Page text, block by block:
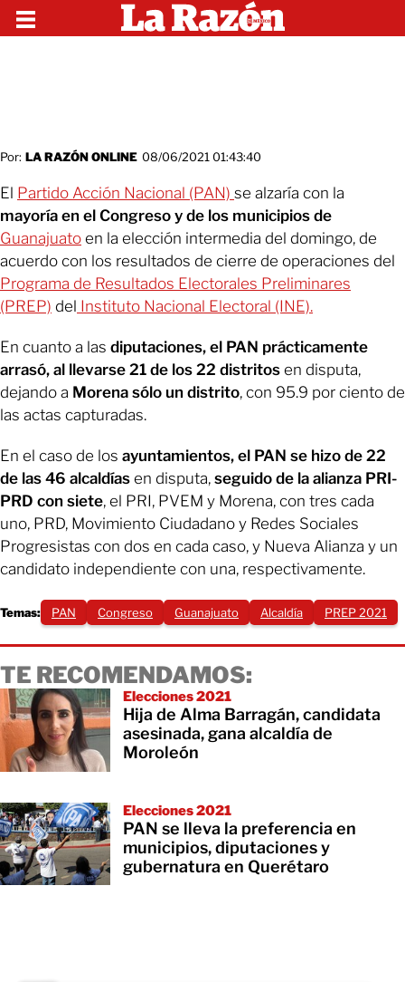
Por: LA RAZÓN ONLINE 08/06/2021 01:43:40
El Partido Acción Nacional (PAN) se alzaría con la
mayoría en el Congreso y de los municipios de
Guanajuato en la elección intermedia del domingo, de
acuerdo con los resultados de cierre de operaciones del
Programa de Resultados Electorales Preliminares
(PREP) del Instituto Nacional Electoral (INE).
En cuanto a las diputaciones, el PAN prácticamente
arrasó, al llevarse 21 de los 22 distritos en disputa,
dejando a Morena sólo un distrito, con 95.9 por ciento de
las actas capturadas.
En el caso de los ayuntamientos, el PAN se hizo de 22
de las 46 alcaldías en disputa, seguido de la alianza PRI-
PRD con siete, el PRI, PVEM y Morena, con tres cada
uno, PRD, Movimiento Ciudadano y Redes Sociales
Progresistas con dos en cada caso, y Nueva Alianza y un
candidato independiente con una, respectivamente.
Temas: PAN Congreso Guanajuato Alcaldía PREP 2021
TE RECOMENDAMOS:
Elecciones 2021
Hija de Alma Barragán, candidata
asesinada, gana alcaldía de
Moroleón
Elecciones 2021
PAN se lleva la preferencia en
municipios, diputaciones y
gubernatura en Querétaro